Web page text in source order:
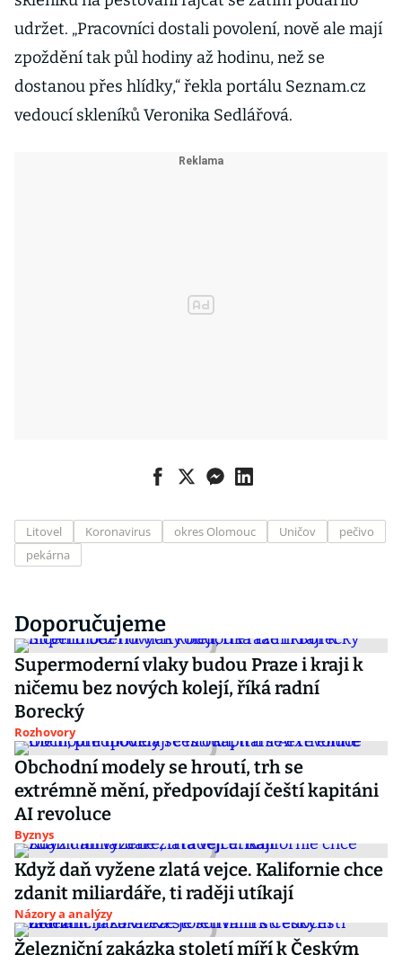
udržet. „Pracovníci dostali povolení, nově ale mají
zpoždění tak půl hodiny až hodinu, než se
dostanou přes hlídky,“ řekla portálu Seznam.cz
vedoucí skleníků Veronika Sedlářová.
Litovel Koronavirus okres Olomouc Uničov
pečivo
pekárna
Doporučujeme
Supermoderní vlaky budou Praze i kraji k
ničemu bez nových kolejí, říká radní
Borecký
Rozhovory
Obchodní modely se hroutí, trh se
extrémně mění, předpovídají čeští kapitáni
AI revoluce
Byznys
Když daň vyžene zlatá vejce. Kalifornie chce
zdanit miliardáře, ti raději utíkají
Názory a analýzy
Železniční zakázka století míří k Českým